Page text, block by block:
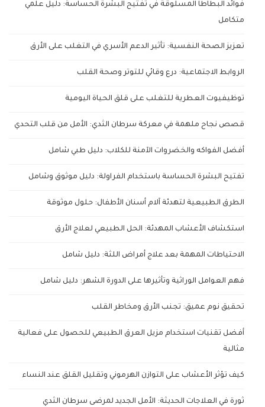
فوائد البطاطا المسلوقة في تفتيح البشرة الحساسة: دليل علمي
متكامل
تعزيز الصحة النفسية: تأثير الدعم الأسري في التغلب على الأرق
الروابط الاجتماعية: درع وقائي للتوتر وصحة القلب
توظيفيوت العطرية للتغلب على قلق الحياة اليومية
قصص نجاح ملهمة في معركة سرطان الثدي: الأمل من قلب التحدي
أفضل الفواكه والخضروات الآمنة للكلاب: دليل طبي شامل
تفتيح البشرة الحساسة باستخدام الفراولة: دليل موثوق وشامل
الطرق الطبيعية لتهدئة آلام أسنان الأطفال: حلول موثوقة
استكشاف الأعشاب المهدئة: الحل الطبيعي لعلاج الأرق
الاحتياطات المهمة بعد علاج أمراض اللثة: دليل شامل
فهم العوامل الوراثية وتأثيرها على الدورة الشهر: دليل شامل
تحقيق نوم عميق: تجنب الأرق ومخاطر القلب
أفضل تقنيات استخدام مزيل العرق الطبيعي للحصول على فعالية
مثالية
كيف تؤثر الأعشاب على التوازن الهرموني وتقليل القلق عند النساء
ثورة في العلاجات الحديثة: الأمل الجديد لمرضى سرطان الثدي